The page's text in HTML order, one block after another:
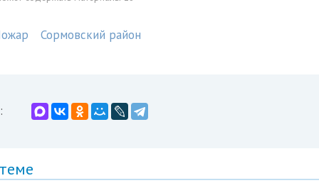
Сормовский район